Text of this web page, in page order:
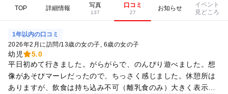
TOP 詳細情報 写真
137
口コミ
27
お知らせ
イベント
見どころ
1年以内の口コミ
2026年2月に訪問/13歳の女の子 6歳の女の子
幼児
5.0
平日初めて行きました。がらがらで、のんびり遊べました。想
像があそびマーレだったので、ちっさく感じました。休憩所は
ありますが、飲食は持ち込み不可（離乳食のみ）大きく表示が